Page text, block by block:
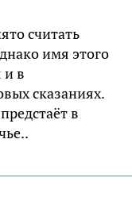
считать
имя этого
и в
сказаниях.
в